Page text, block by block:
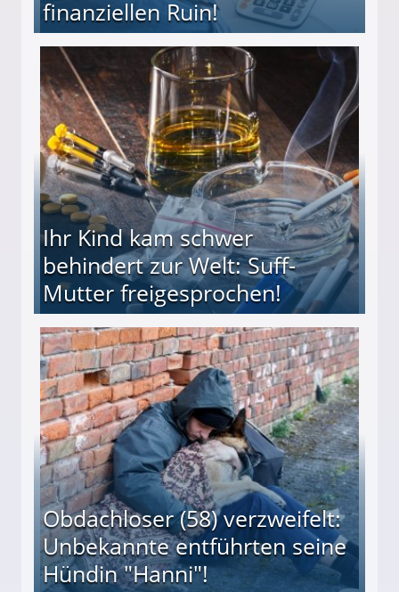
finanziellen Ruin!
(34) in den finanziellen Ruin!
Ihr Kind kam schwer
behindert zur Welt: Suff-
Mutter freigesprochen!
Mutter freigesprochen!
Obdachloser (58) verzweifelt:
Unbekannte entführten seine
Hündin "Hanni"!